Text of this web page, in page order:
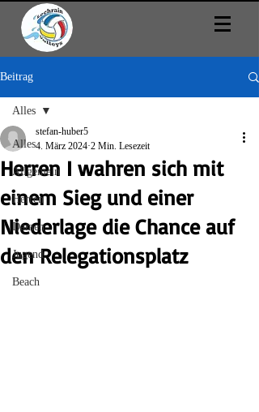
Beitrag
Alles
Allgemein
Herren
Damen
Jugend
Beach
Alles
Herren I wahren sich mit
einem Sieg und einer
Niederlage die Chance auf
den Relegationsplatz
stefan-huber5
4. März 2024 2 Min. Lesezeit